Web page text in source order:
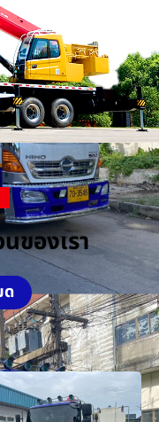
ของเรา
ด